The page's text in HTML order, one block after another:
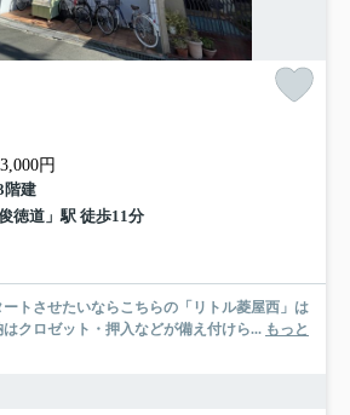
円
階建
徳道」駅 徒歩11分
トさせたいならこちらの「リトル菱屋西」は
クロゼット・押入などが備え付けら... もっと